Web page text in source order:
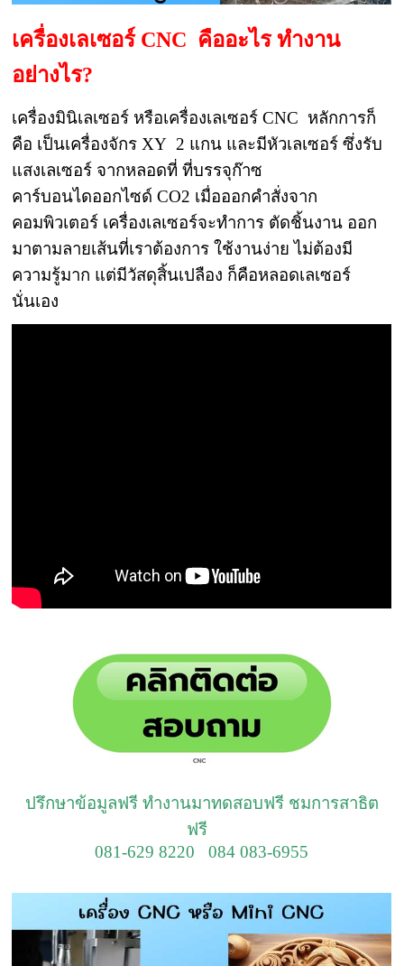
เครื่องเลเซอร์ CNC คืออะไร ทำงาน
อย่างไร?
เครื่องมินิเลเซอร์ หรือเครื่องเลเซอร์ CNC หลักการก็
คือ เป็นเครื่องจักร XY 2 แกน และมีหัวเลเซอร์ ซึ่งรับ
แสงเลเซอร์ จากหลอดที่ ที่บรรจุก๊าซ
คาร์บอนไดออกไซด์ CO2 เมื่อออกคำสั่งจาก
คอมพิวเตอร์ เครื่องเลเซอร์จะทำการ ตัดชิ้นงาน ออก
มาตามลายเส้นที่เราต้องการ ใช้งานง่าย ไม่ต้องมี
ความรู้มาก แต่มีวัสดุสิ้นเปลือง ก็คือหลอดเลเซอร์
นั่นเอง
ปรึกษาข้อมูลฟรี ทำงานมาทดสอบฟรี ชมการสาธิต
ฟรี
081-629 8220 084 083-6955